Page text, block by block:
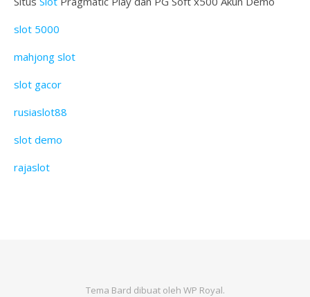
slot 5000
mahjong slot
slot gacor
rusiaslot88
slot demo
rajaslot
Tema Bard dibuat oleh WP Royal.